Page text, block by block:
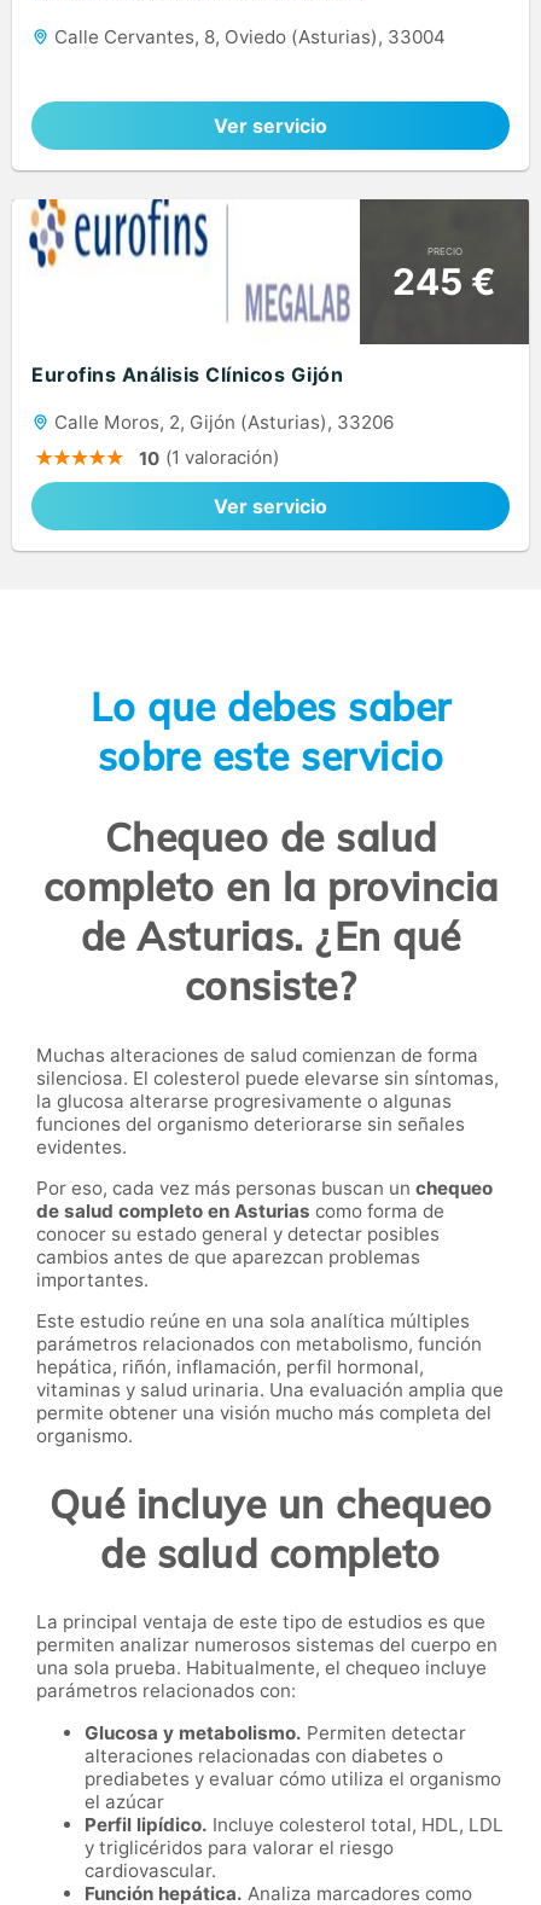
Calle Cervantes, 8, Oviedo (Asturias), 33004
Ver servicio
PRECIO
245 €
Eurofins Análisis Clínicos Gijón
Calle Moros, 2, Gijón (Asturias), 33206
10 (1 valoración)
Ver servicio
Lo que debes saber
sobre este servicio
Chequeo de salud
completo en la provincia
de Asturias. ¿En qué
consiste?
Muchas alteraciones de salud comienzan de forma
silenciosa. El colesterol puede elevarse sin síntomas,
la glucosa alterarse progresivamente o algunas
funciones del organismo deteriorarse sin señales
evidentes.
Por eso, cada vez más personas buscan un chequeo
de salud completo en Asturias como forma de
conocer su estado general y detectar posibles
cambios antes de que aparezcan problemas
importantes.
Este estudio reúne en una sola analítica múltiples
parámetros relacionados con metabolismo, función
hepática, riñón, inflamación, perfil hormonal,
vitaminas y salud urinaria. Una evaluación amplia que
permite obtener una visión mucho más completa del
organismo.
Qué incluye un chequeo
de salud completo
La principal ventaja de este tipo de estudios es que
permiten analizar numerosos sistemas del cuerpo en
una sola prueba. Habitualmente, el chequeo incluye
parámetros relacionados con:
Glucosa y metabolismo. Permiten detectar
alteraciones relacionadas con diabetes o
prediabetes y evaluar cómo utiliza el organismo
el azúcar
Perfil lipídico. Incluye colesterol total, HDL, LDL
y triglicéridos para valorar el riesgo
cardiovascular.
Función hepática. Analiza marcadores como